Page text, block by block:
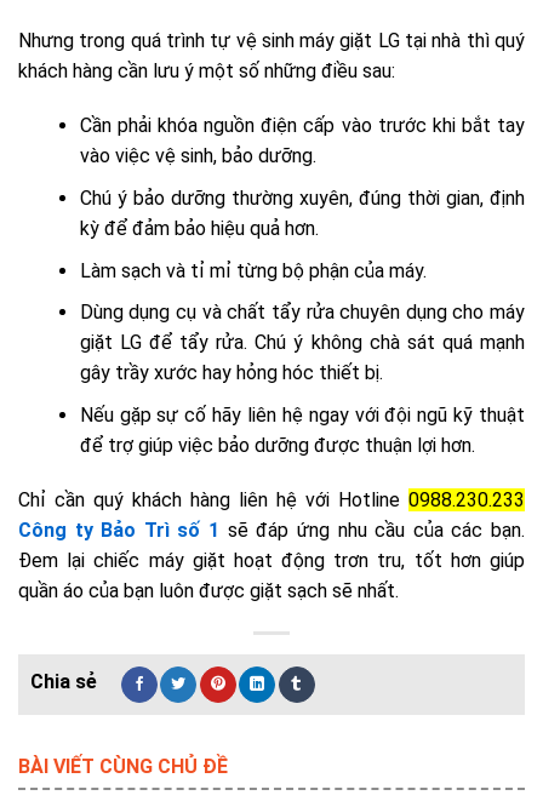
Nhưng trong quá trình tự vệ sinh máy giặt LG tại nhà thì quý
khách hàng cần lưu ý một số những điều sau:
Cần phải khóa nguồn điện cấp vào trước khi bắt tay
vào việc vệ sinh, bảo dưỡng.
Chú ý bảo dưỡng thường xuyên, đúng thời gian, định
kỳ để đảm bảo hiệu quả hơn.
Làm sạch và tỉ mỉ từng bộ phận của máy.
Dùng dụng cụ và chất tẩy rửa chuyên dụng cho máy
giặt LG để tẩy rửa. Chú ý không chà sát quá mạnh
gây trầy xước hay hỏng hóc thiết bị.
Nếu gặp sự cố hãy liên hệ ngay với đội ngũ kỹ thuật
để trợ giúp việc bảo dưỡng được thuận lợi hơn.
Chỉ cần quý khách hàng liên hệ với Hotline 0988.230.233
Công ty Bảo Trì số 1 sẽ đáp ứng nhu cầu của các bạn.
Đem lại chiếc máy giặt hoạt động trơn tru, tốt hơn giúp
quần áo của bạn luôn được giặt sạch sẽ nhất.
BÀI VIẾT CÙNG CHỦ ĐỀ